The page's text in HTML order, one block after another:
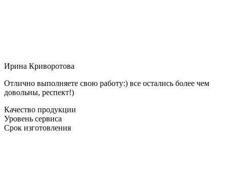
Ирина Криворотова
Отлично выполняете свою работу:) все остались более чем
довольны, респект!)
Качество продукции
Уровень сервиса
Срок изготовления